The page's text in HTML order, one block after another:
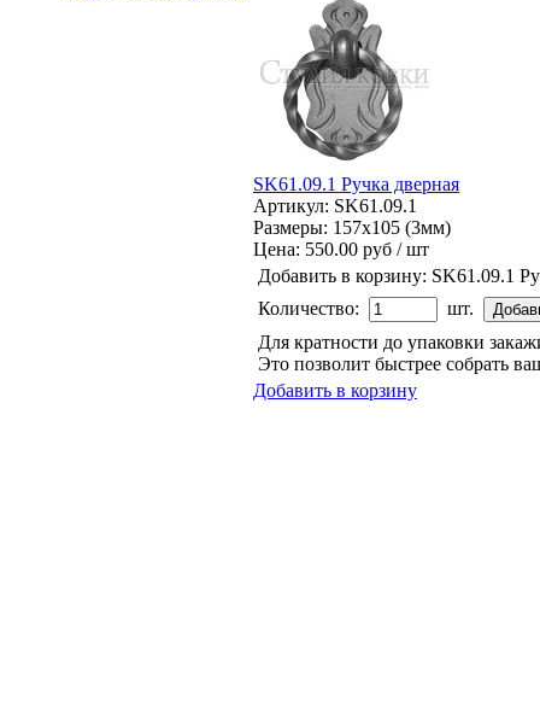
SK61.09.1 Ручка дверная
Артикул: SK61.09.1
Размеры: 157x105 (3мм)
Цена: 550.00 руб / шт
Добавить в корзину: SK61.09.1
Количество:
шт.
Для кратности до упаковки
Это позволит быстрее собрать
Добавить в корзину